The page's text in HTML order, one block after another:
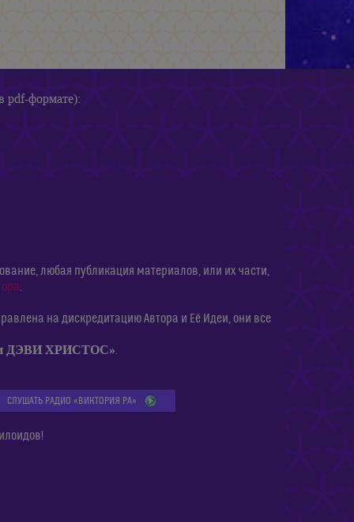
pdf-формате):
любая публикация материалов, или их части,
.
на дискредитацию Автора и Её Идеи, они все
ДЭВИ ХРИСТОС».
СЛУШАТЬ РАДИО «ВИКТОРИЯ РА»